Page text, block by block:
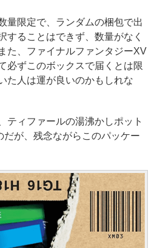
量限定で、ランダムの梱包で出
することはできず、数量がなく
た、ファイナルファンタジーXV
必ずこのボックスで届くとは限
た人は運が良いのかもしれな
ィファールの湯沸かしポット
だが、残念ながらこのパッケー